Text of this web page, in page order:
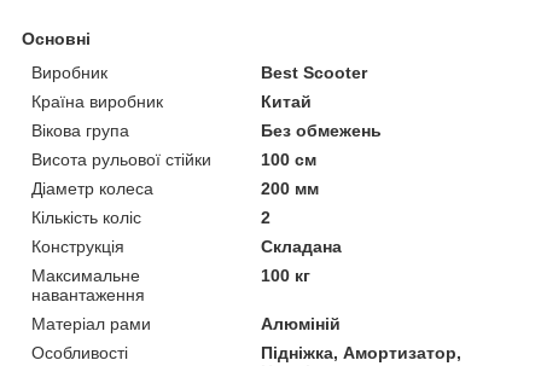
Основні
Виробник
Best Scooter
Країна виробник
Китай
Вікова група
Без обмежень
Висота рульової стійки
100 см
Діаметр колеса
200 мм
Кількість коліс
2
Конструкція
Складана
Максимальне
навантаження
100 кг
Матеріал рами
Алюміній
Особливості
Підніжка, Амортизатор,